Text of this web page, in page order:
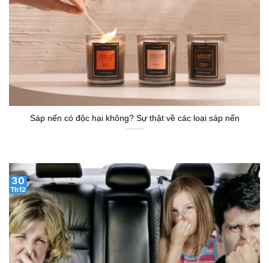
Sáp nến có độc hại không? Sự thật về các loại sáp nến
30
Th12